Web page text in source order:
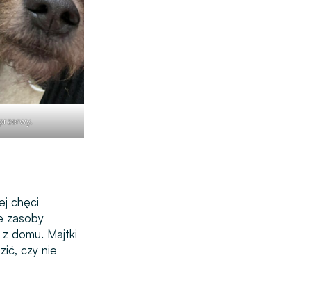
chęci
zasoby
domu. Majtki
czy nie